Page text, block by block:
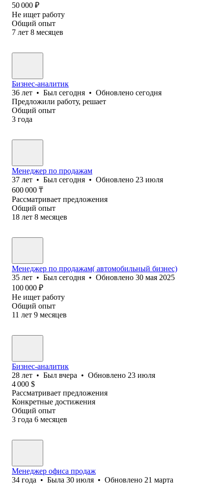
50 000 ₽
Не ищет работу
Общий опыт
7 лет 8 месяцев
Бизнес-аналитик
36 лет • Был сегодня • Обновлено сегодня
Предложили работу, решает
Общий опыт
3 года
Менеджер по продажам
37 лет • Был сегодня • Обновлено 23 июля
600 000 ₸
Рассматривает предложения
Общий опыт
18 лет 8 месяцев
Менеджер по продажам( автомобильный бизнес)
35 лет • Был сегодня • Обновлено 30 мая 2025
100 000 ₽
Не ищет работу
Общий опыт
11 лет 9 месяцев
Бизнес-аналитик
28 лет • Был вчера • Обновлено 23 июля
4 000 $
Рассматривает предложения
Конкретные достижения
Общий опыт
3 года 6 месяцев
Менеджер офиса продаж
34 года • Была 30 июля • Обновлено 21 марта